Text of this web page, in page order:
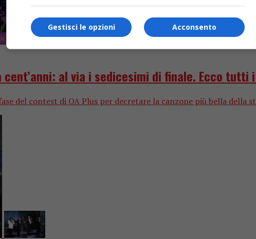
al via i sedicesimi di finale. Ecco tutti
del contest di OA Plus per decretare la canzone più bella della
Acconsento
Gestisci le opzioni